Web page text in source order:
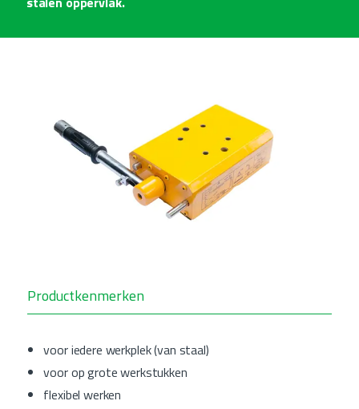
Productkenmerken
voor iedere werkplek (van staal)
voor op grote werkstukken
flexibel werken